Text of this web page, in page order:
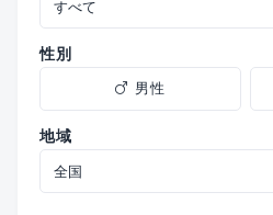
性別
男性
地域